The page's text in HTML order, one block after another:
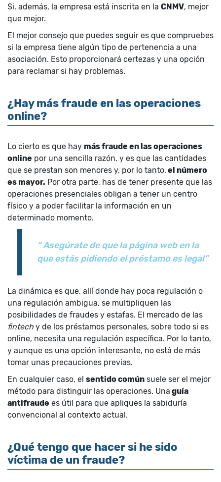
Si, además, la empresa está inscrita en la CNMV, mejor
que mejor.
El mejor consejo que puedes seguir es que compruebes
si la empresa tiene algún tipo de pertenencia a una
asociación. Esto proporcionará certezas y una opción
para reclamar si hay problemas.
¿Hay más fraude en las operaciones
online?
Lo cierto es que hay más fraude en las operaciones
online por una sencilla razón, y es que las cantidades
que se prestan son menores y, por lo tanto, el número
es mayor. Por otra parte, has de tener presente que las
operaciones presenciales obligan a tener un centro
físico y a poder facilitar la información en un
determinado momento.
“ Asegúrate de que la página web en la
que estás pidiendo el préstamo es legal”
La dinámica es que, allí donde hay poca regulación o
una regulación ambigua, se multipliquen las
posibilidades de fraudes y estafas. El mercado de las
fintech y de los préstamos personales, sobre todo si es
online, necesita una regulación específica. Por lo tanto,
y aunque es una opción interesante, no está de más
tomar unas precauciones previas.
En cualquier caso, el sentido común suele ser el mejor
método para distinguir las operaciones. Una guía
antifraude es útil para que apliques la sabiduría
convencional al contexto actual.
¿Qué tengo que hacer si he sido
víctima de un fraude?